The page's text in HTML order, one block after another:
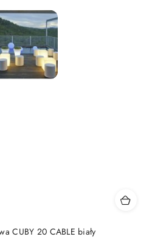
CUBY 20 CABLE biały